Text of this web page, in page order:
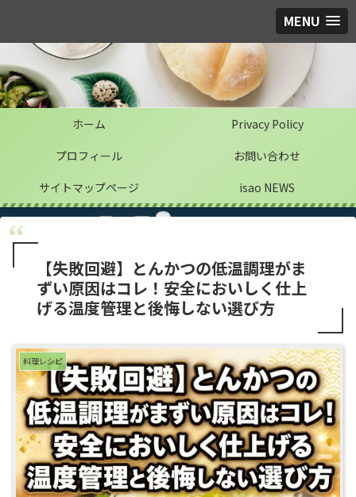
MENU
ホーム
Privacy Policy
プロフィール
お問い合わせ
サイトマップページ
isao NEWS
【失敗回避】とんかつの低温調理がま
ずい原因はコレ！安全においしく仕上
げる温度管理と後悔しない選び方
料理レシピ